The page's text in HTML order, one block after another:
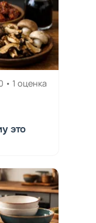
• 1 оценка
это